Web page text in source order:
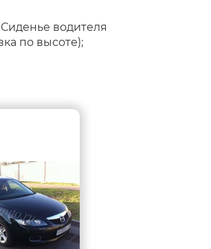
водителя
по высоте);